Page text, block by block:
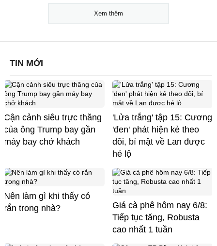
Xem thêm
TIN MỚI
Cận cảnh siêu trực thăng
của ông Trump bay gần
máy bay chở khách
'Lửa trắng' tập 15: Cương
'đen' phát hiện kẻ theo
dõi, bí mật về Lan được
hé lộ
Nên làm gì khi thấy có
rắn trong nhà?
Giá cà phê hôm nay 6/8:
Tiếp tục tăng, Robusta
cao nhất 1 tuần